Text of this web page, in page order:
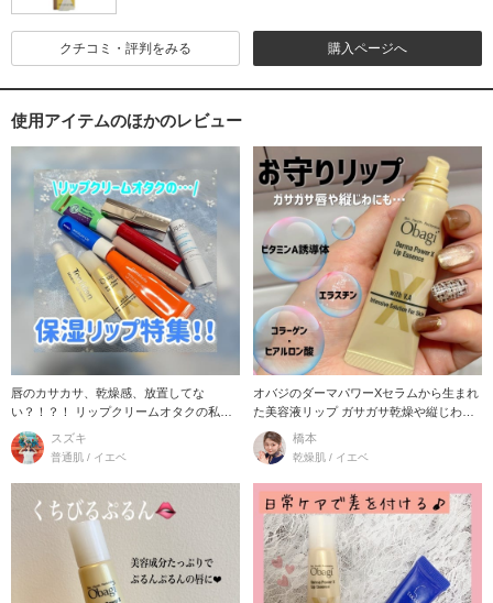
購入ページへ
クチコミ・評判をみる
使用アイテムのほかのレビュー
唇のカサカサ、乾燥感、放置してな
い？！？！ リップクリームオタクの私が
厳選した9つの
スズキ
普通肌 / イエベ
オバジのダーマパワーXセラムから生まれ
た美容液リップ ガサガサ乾燥や縦じわが
気になると
橋本
乾燥肌 / イエベ